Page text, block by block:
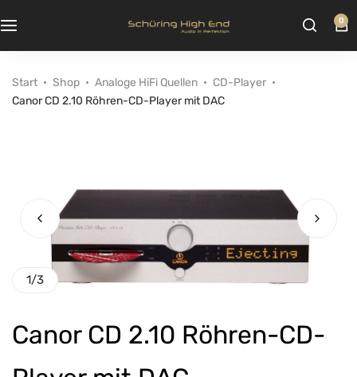
0
Start Shop Analoge HiFi Quellen
CD-Player
Canor CD 2.10 Röhren-CD-Player mit DAC
1/3
Canor CD 2.10 Röhren-CD-